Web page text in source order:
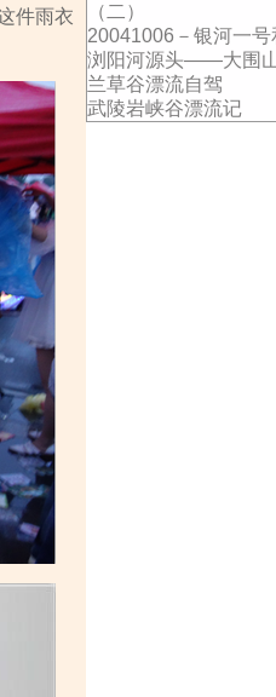
（二）
20041006－银河一号
浏阳河源头——大围
兰草谷漂流自驾
武陵岩峡谷漂流记
件雨衣